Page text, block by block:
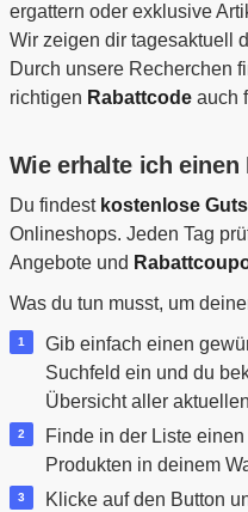
ergattern oder exklusive
Wir zeigen dir tagesaktuell
Durch unsere Recherchen
richtigen Rabattcodeauch
Wie erhalte ich einen
Du findest kostenlose
Onlineshops. Jeden Tag
Angebote und
Was du tun musst, um
Gib einfach einen
Suchfeld ein und du
Übersicht aller
Finde in der Liste
Produkten in deinem
Klicke auf den Button